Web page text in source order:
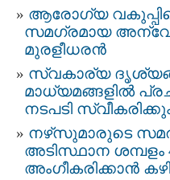
ആരോഗ്യ
സമഗ്രമായ
മുരളീധരൻ
സ്വകാര്യ
മാധ്യമങ്ങളില്‍
നടപടി
നഴ്‌സുമാരുടെ
അടിസ്ഥാന ശമ്പളം
അംഗീകരിക്കാൻ